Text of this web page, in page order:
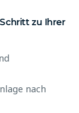
zu Ihrer
nach